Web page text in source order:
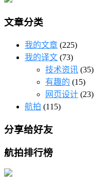
文章分类
我的文章 (225)
我的译文 (73)
技术资讯 (35)
有趣的 (15)
网页设计 (23)
航拍 (115)
分享给好友
航拍排行榜